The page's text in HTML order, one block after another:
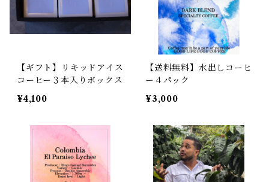
【ギフト】リキッドアイス
コーヒー３本入りボックス
¥4,100
【送料無料】水出しコーヒ
ー４パック
¥3,000